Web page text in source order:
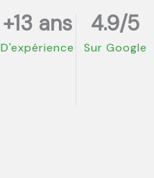
D'expérience
+13 ans
Sur Google
4.9/5